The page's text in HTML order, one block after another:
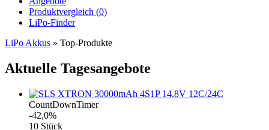
Produktvergleich (0)
LiPo-Finder
LiPo Akkus » Top-Produkte
Aktuelle Tagesangebote
CountDownTimer
-42,0%
10 Stück